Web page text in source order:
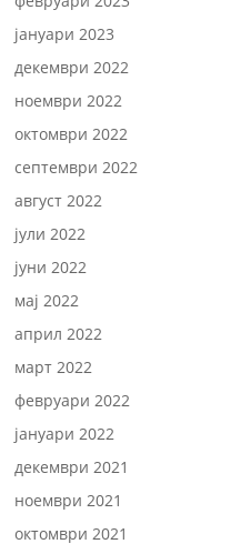
јануари 2023
декември 2022
ноември 2022
октомври 2022
септември 2022
август 2022
јули 2022
јуни 2022
мај 2022
април 2022
март 2022
февруари 2022
јануари 2022
декември 2021
ноември 2021
октомври 2021